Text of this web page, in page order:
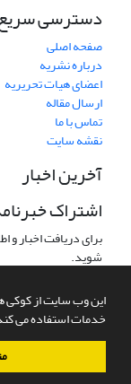
این وب سایت از کوکی
خدمات استفاده می
دسترسی
صفحه اصلی
درباره نشریه
اعضای هیات تحریریه
ارسال مقاله
تماس با ما
نقشه سایت
آخرین اخبار
اشتراک
برای دریافت اخبار
شوید.
سامانه مدیریت